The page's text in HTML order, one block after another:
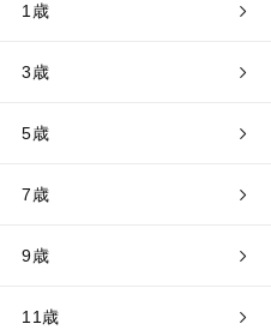
1歳
3歳
5歳
7歳
9歳
11歳